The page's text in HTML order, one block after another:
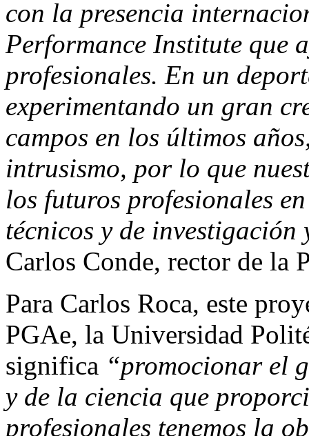
con la presencia
Performance Institute que
profesionales. En un
experimentando un gran
campos en los últimos
intrusismo, por lo que
los futuros profesionales
técnicos y de
Carlos Conde, rector de la
Para Carlos Roca, este
PGAe, la Universidad
significa “promocionar el
y de la ciencia que
profesionales tenemos la